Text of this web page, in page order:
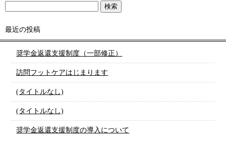
最近の投稿
奨学金返還支援制度（一部修正）
訪問フットケアはじまります
(タイトルなし)
(タイトルなし)
奨学金返還支援制度の導入について